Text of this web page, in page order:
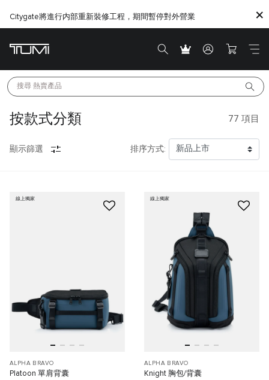
Citygate將進行内部重新裝修工程，期間暫停對外營業
搜尋 熱賣產品
按款式分類 77 項目
顯示篩選 排序方式:
線上獨家
ALPHA BRAVO
Platoon 單肩背囊
線上獨家
ALPHA BRAVO
Knight 胸包/背囊